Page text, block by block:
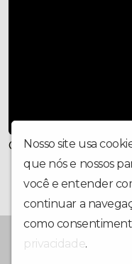
Cai número de
Nosso site usa
que nós e nossos
você e entender
continuar a
como
privacidade.